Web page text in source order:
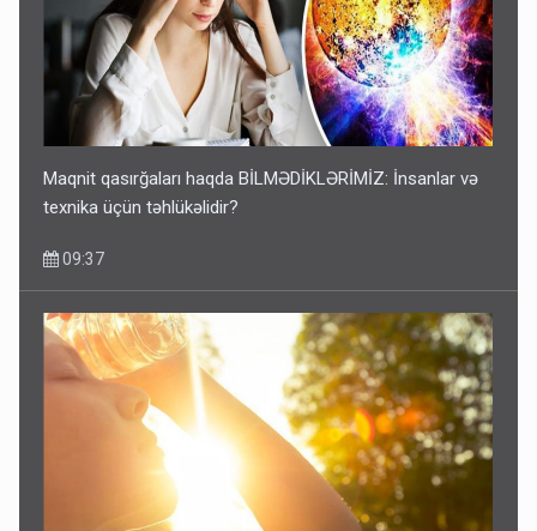
Maqnit qasırğaları haqda BİLMƏDİKLƏRİMİZ: İnsanlar və
texnika üçün təhlükəlidir?
09:37